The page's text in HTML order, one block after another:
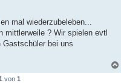
mal wiederzubeleben...
mittlerweile ? Wir spielen evtl
Gastschüler bei uns
von 1